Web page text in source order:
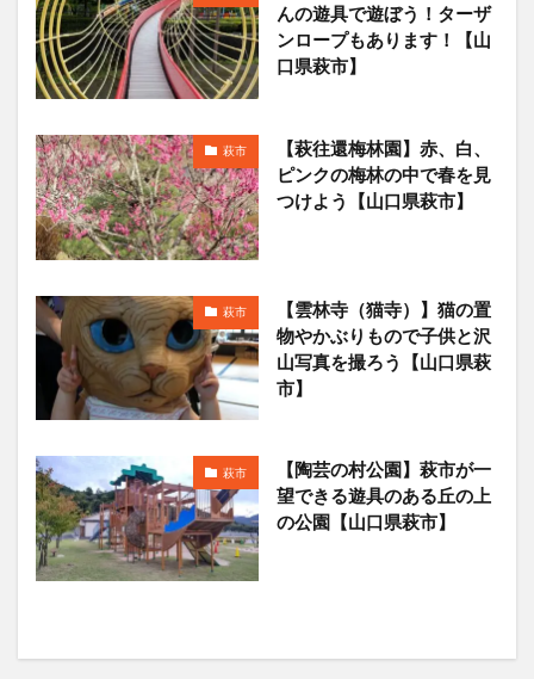
んの遊具で遊ぼう！ターザ
ンロープもあります！【山
口県萩市】
萩市
【萩往還梅林園】赤、白、
ピンクの梅林の中で春を見
つけよう【山口県萩市】
萩市
【雲林寺（猫寺）】猫の置
物やかぶりもので子供と沢
山写真を撮ろう【山口県萩
市】
萩市
【陶芸の村公園】萩市が一
望できる遊具のある丘の上
の公園【山口県萩市】